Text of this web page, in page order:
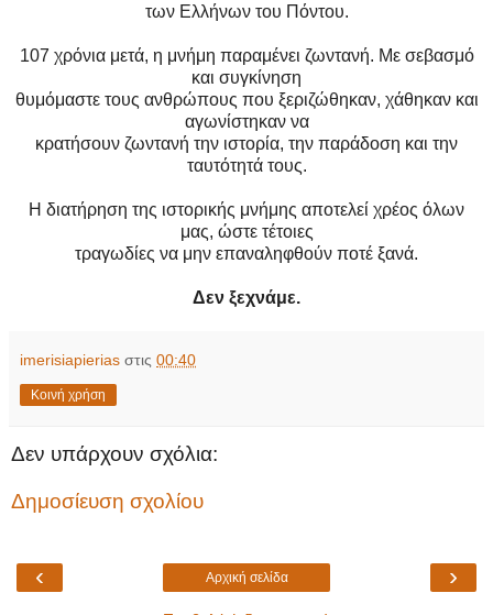
των Ελλήνων του Πόντου.
107 χρόνια μετά, η μνήμη παραμένει ζωντανή. Με σεβασμό
και συγκίνηση
θυμόμαστε τους ανθρώπους που ξεριζώθηκαν, χάθηκαν και
αγωνίστηκαν να
κρατήσουν ζωντανή την ιστορία, την παράδοση και την
ταυτότητά τους.
Η διατήρηση της ιστορικής μνήμης αποτελεί χρέος όλων
μας, ώστε τέτοιες
τραγωδίες να μην επαναληφθούν ποτέ ξανά.
Δεν ξεχνάμε.
imerisiapierias στις 00:40
Κοινή χρήση
Δεν υπάρχουν σχόλια:
Δημοσίευση σχολίου
‹ ›
Αρχική σελίδα